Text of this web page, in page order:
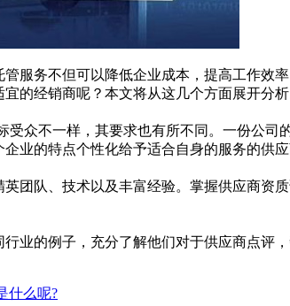
服务不但可以降低企业成本，提高工作效
的经销商呢？本文将从这几个方面展开分析
众不一样，其要求也有所不同。一份公
业的特点个性化给予适合自身的服务的供应
团队、技术以及丰富经验。掌握供应商资
业的例子，充分了解他们对于供应商点评
什么呢?